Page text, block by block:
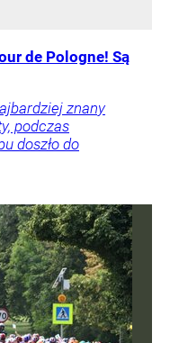
de Pologne! Są
znany
podczas
doszło do